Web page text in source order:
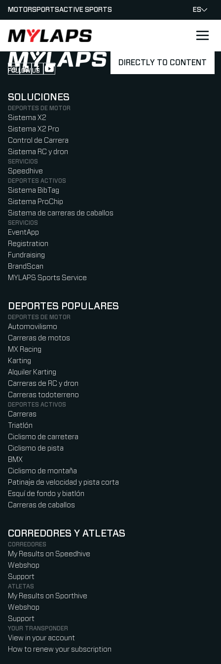
DIRECTLY TO CONTENT
LOGO MYLAPS - ESPANA
MOTORSPORTSACTIVE SPORTS ES
FOLLOW US
Follow us on Instagram (Opens in new tab)
Follow us on LinkedIn (Opens in new tab)
Follow us on Facebook (Opens in new tab)
Follow us on YouTube (Opens in new tab)
SOLUCIONES
DEPORTES DE MOTOR
Sistema X2
Sistema X2 Pro
Control de Carrera
Sistema RC y dron
SERVICIOS
Speedhive
DEPORTES ACTIVOS
Sistema BibTag
Sistema ProChip
Sistema de carreras de caballos
SERVICIOS
EventApp
Registration
Fundraising
BrandScan
MYLAPS Sports Service
DEPORTES POPULARES
DEPORTES DE MOTOR
Automovilismo
Carreras de motos
MX Racing
Karting
Alquiler Karting
Carreras de RC y dron
Carreras todoterreno
DEPORTES ACTIVOS
Carreras
Triatlón
Ciclismo de carretera
Ciclismo de pista
BMX
Ciclismo de montaña
Patinaje de velocidad y pista corta
Esquí de fondo y biatlón
Carreras de caballos
CORREDORES Y ATLETAS
CORREDORES
My Results on Speedhive
Webshop
Support
ATLETAS
My Results on Sporthive
Webshop
Support
YOUR TRANSPONDER
View in your account
How to renew your subscription